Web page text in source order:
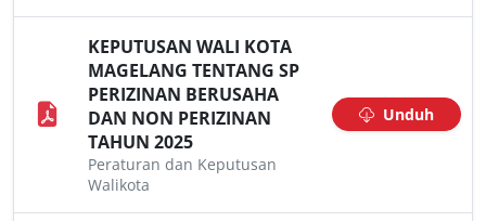
KEPUTUSAN WALI KOTA
MAGELANG TENTANG SP
PERIZINAN BERUSAHA
DAN NON PERIZINAN
TAHUN 2025
Peraturan dan Keputusan
Walikota
Unduh